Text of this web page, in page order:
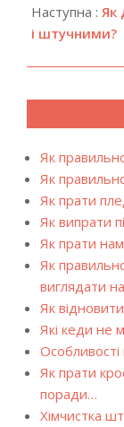
Наступна : Як
і штучними?
Як
Як
Як прати
Як випрати
Як прати
Як
виглядати на
Як
Які кеди не
Як прати
поради…
Хімчистка